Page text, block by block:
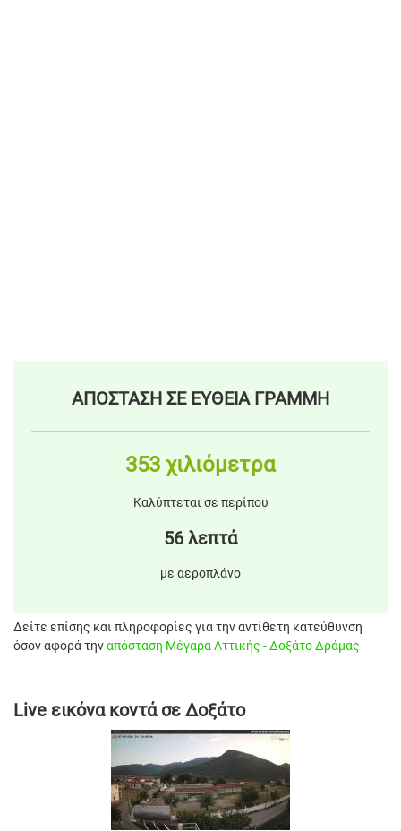
ΑΠΟΣΤΑΣΗ ΣΕ ΕΥΘΕΙΑ ΓΡΑΜΜΗ
353 χιλιόμετρα
Καλύπτεται σε περίπου
56 λεπτά
με αεροπλάνο
Δείτε επίσης και πληροφορίες για την αντίθετη κατεύθυνση
όσον αφορά τηναπόσταση Μέγαρα Αττικής - Δοξάτο Δράμας
Live εικόνα κοντά σε Δοξάτο